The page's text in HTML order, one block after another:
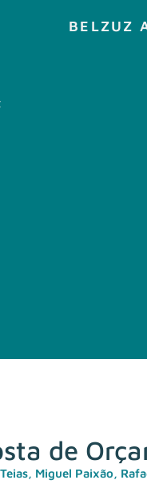
BELZUZ
de
, Miguel Paixão,